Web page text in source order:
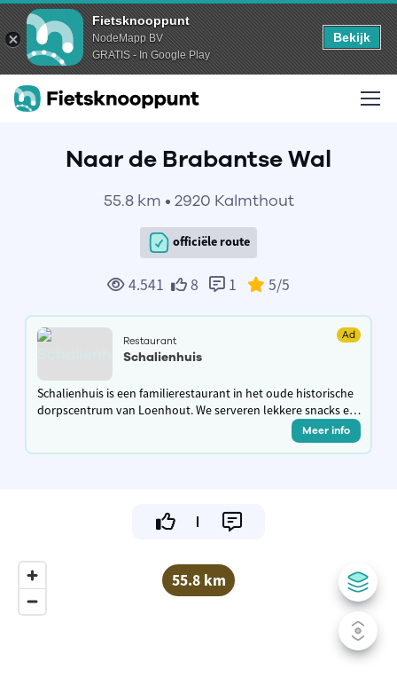
Fietsknooppunt
NodeMapp BV
GRATIS - In Google Play
Bekijk
Naar de Brabantse Wal
55.8 km • 2920 Kalmthout
officiële route
4.541 8 1 5/5
Restaurant Ad
Schalienhuis
Schalienhuis is een familierestaurant in het oude historische
dorpscentrum van Loenhout. We serveren lekkere snacks en
brasseriegerechten, hebben een mooi en gezellig terras en
Meer info
55.8 km